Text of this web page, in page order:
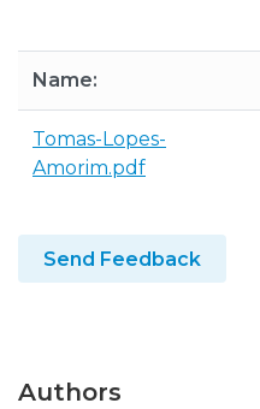
Name:
Tomas-Lopes-
Amorim.pdf
Send Feedback
Authors